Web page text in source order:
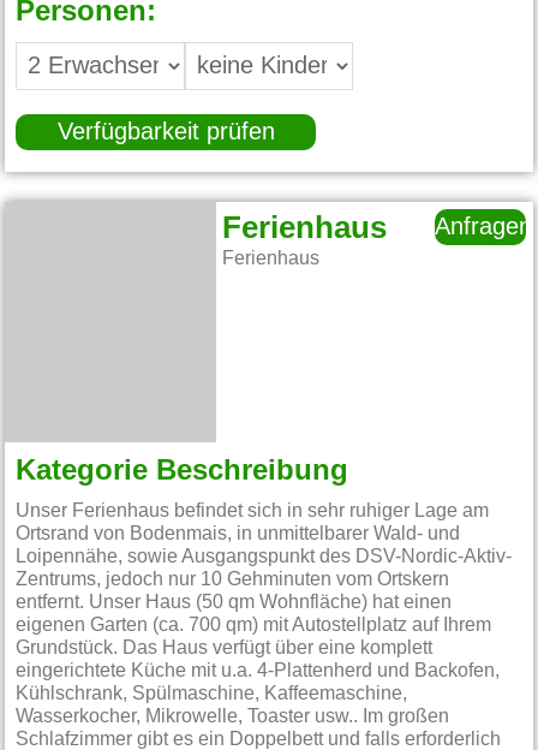
Personen:
Verfügbarkeit prüfen
Ferienhaus
Ferienhaus
Anfragen
Kategorie Beschreibung
Unser Ferienhaus befindet sich in sehr ruhiger Lage am
Ortsrand von Bodenmais, in unmittelbarer Wald- und
Loipennähe, sowie Ausgangspunkt des DSV-Nordic-Aktiv-
Zentrums, jedoch nur 10 Gehminuten vom Ortskern
entfernt. Unser Haus (50 qm Wohnfläche) hat einen
eigenen Garten (ca. 700 qm) mit Autostellplatz auf Ihrem
Grundstück. Das Haus verfügt über eine komplett
eingerichtete Küche mit u.a. 4-Plattenherd und Backofen,
Kühlschrank, Spülmaschine, Kaffeemaschine,
Wasserkocher, Mikrowelle, Toaster usw.. Im großen
Schlafzimmer gibt es ein Doppelbett und falls erforderlich